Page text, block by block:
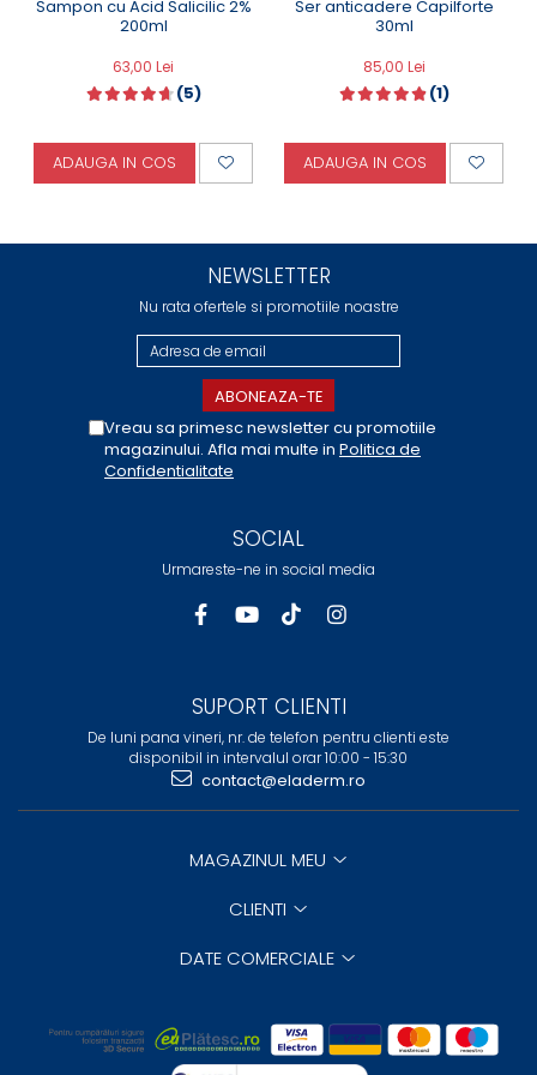
Sampon anticadere
Masca anticadere
Sampon cu Acid Salicilic 2%
200ml
63,00 Lei
(5)
ADAUGA IN COS
Ser anticadere Capilforte
30ml
85,00 Lei
(1)
ADAUGA IN COS
NEWSLETTER
Nu rata ofertele si promotiile noastre
Vreau sa primesc newsletter cu promotiile
magazinului. Afla mai multe in Politica de
Confidentialitate
SOCIAL
Urmareste-ne in social media
SUPORT CLIENTI
De luni pana vineri, nr. de telefon pentru clienti este
disponibil in intervalul orar 10:00 - 15:30
contact@eladerm.ro
MAGAZINUL MEU
CLIENTI
DATE COMERCIALE